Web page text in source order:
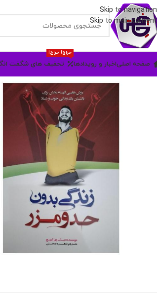
Skip to navigation
Skip to main content
صفحه اصلیاخبار و رویدادها تخفیف های شگفت
حراج! حراج!